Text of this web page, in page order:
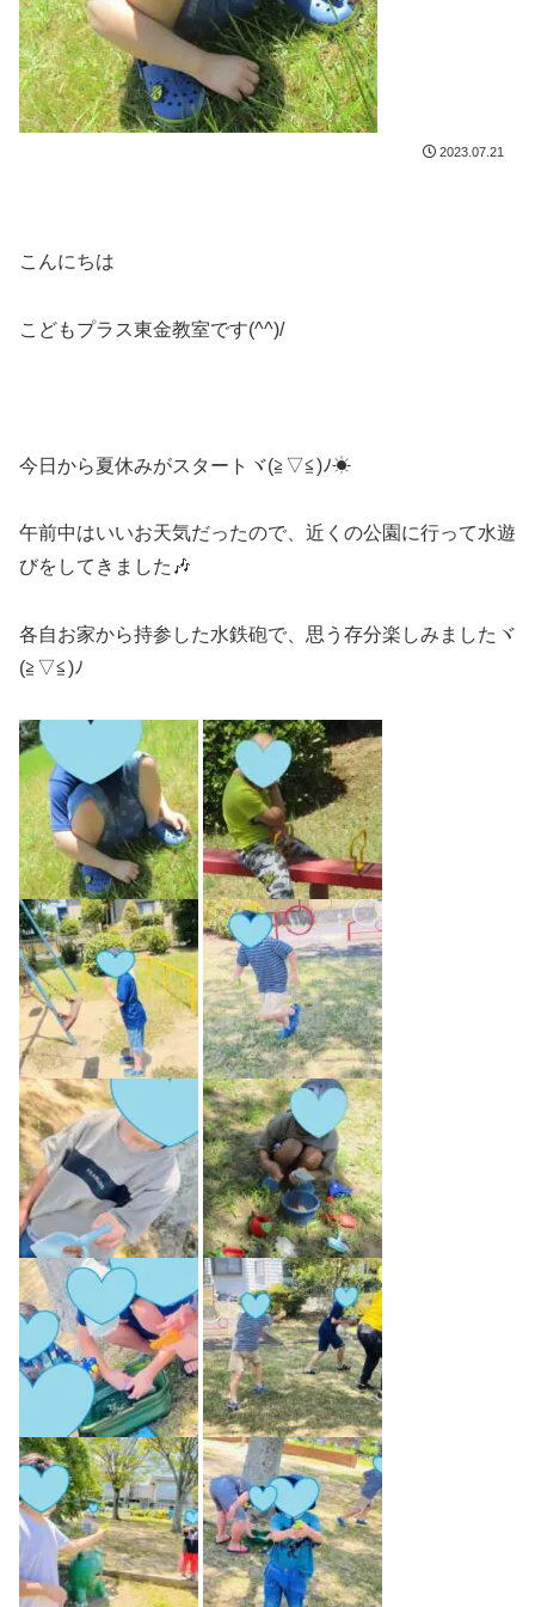
2023.07.21
こんにちは
こどもプラス東金教室です(^^)/
今日から夏休みがスタートヾ(≧▽≦)ﾉ☀
午前中はいいお天気だったので、近くの公園に行って水遊
びをしてきました🎶
各自お家から持参した水鉄砲で、思う存分楽しみましたヾ
(≧▽≦)ﾉ